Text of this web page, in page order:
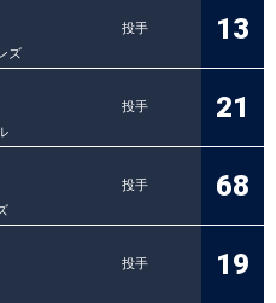
投手
ズ
13
投手
21
投手
68
投手
19